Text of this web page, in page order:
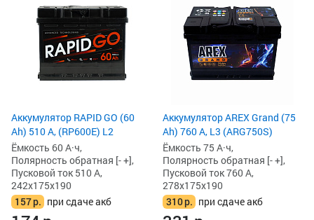
Аккумулятор RAPID GO (60
Ah) 510 А, (RP600E) L2
Ёмкость 60 А·ч,
Полярность обратная [- +],
Пусковой ток 510 А,
242x175x190
157р. при сдаче акб
Аккумулятор AREX Grand (75
Ah) 760 А, L3 (ARG750S)
Ёмкость 75 А·ч,
Полярность обратная [- +],
Пусковой ток 760 А,
278x175x190
310р. при сдаче акб